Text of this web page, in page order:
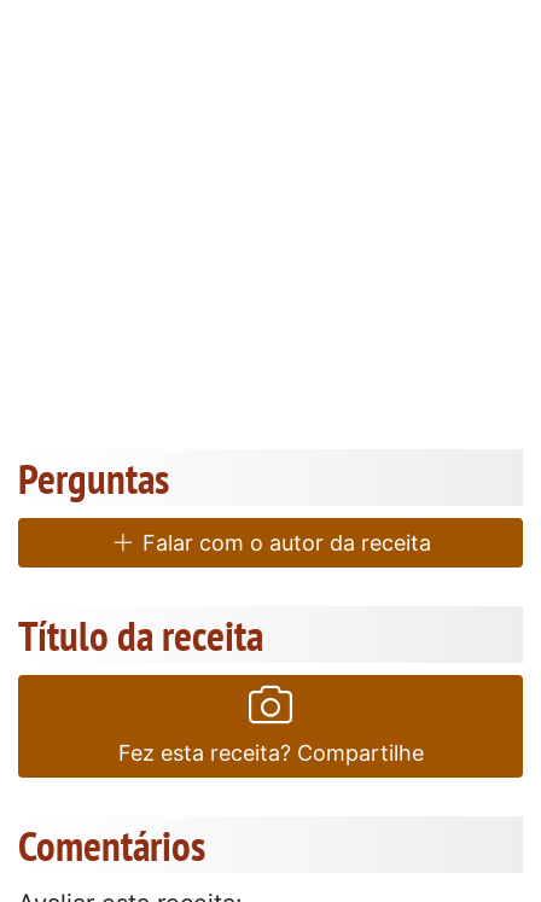
Perguntas
Falar com o autor da receita
Título da receita
Fez esta receita? Compartilhe
Comentários